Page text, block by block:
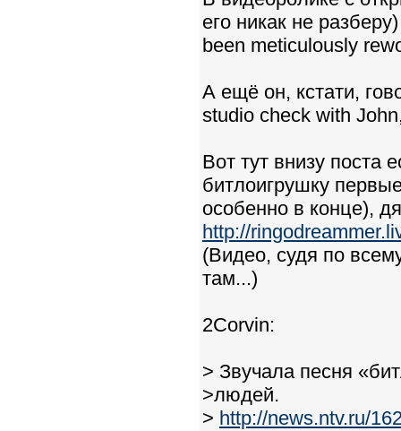
его никак не
been meticulously
А ещё он, кстати,
studio check with
Вот тут внизу поста
битлоигрушку
особенно в конце),
http://
(Видео, судя по
там...)
2Corvin:
> Звучала песня
>людей.
> http://news.ntv.ru/